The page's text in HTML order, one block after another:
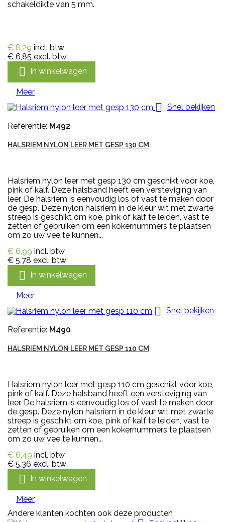
schakeldikte van 5 mm.
€ 8,29 incl. btw
€ 6,85 excl. btw
 In winkelwagen
Meer
 Snel bekijken
Referentie: M492
HALSRIEM NYLON LEER MET GESP 130 CM
Halsriem nylon leer met gesp 130 cm geschikt voor koe,
pink of kalf. Deze halsband heeft een versteviging van
leer. De halsriem is eenvoudig los of vast te maken door
de gesp. Deze nylon halsriem in de kleur wit met zwarte
streep is geschikt om koe, pink of kalf te leiden, vast te
zetten of gebruiken om een kokernummers te plaatsen
om zo uw vee te kunnen...
€ 6,99 incl. btw
€ 5,78 excl. btw
 In winkelwagen
Meer
 Snel bekijken
Referentie: M490
HALSRIEM NYLON LEER MET GESP 110 CM
Halsriem nylon leer met gesp 110 cm geschikt voor koe,
pink of kalf. Deze halsband heeft een versteviging van
leer. De halsriem is eenvoudig los of vast te maken door
de gesp. Deze nylon halsriem in de kleur wit met zwarte
streep is geschikt om koe, pink of kalf te leiden, vast te
zetten of gebruiken om een kokernummers te plaatsen
om zo uw vee te kunnen...
€ 6,49 incl. btw
€ 5,36 excl. btw
 In winkelwagen
Meer
Andere klanten kochten ook deze producten